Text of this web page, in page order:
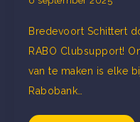
Bredevoort Schittert
RABO Clubsupport!
van te maken is elke
Rabobank…